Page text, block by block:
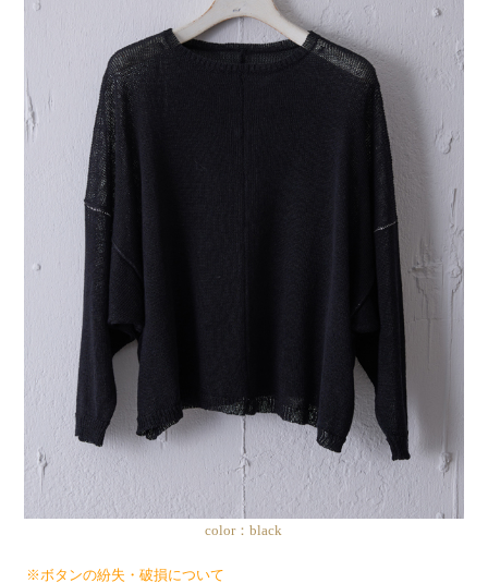
color：black
※ボタンの紛失・破損について